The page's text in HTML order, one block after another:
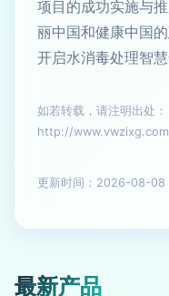
项目的成功实施与
丽中国和健康中国
开启水消毒处理智
如若转载，请注明出处：
http://
更新时间：2026-08-08
最新产品